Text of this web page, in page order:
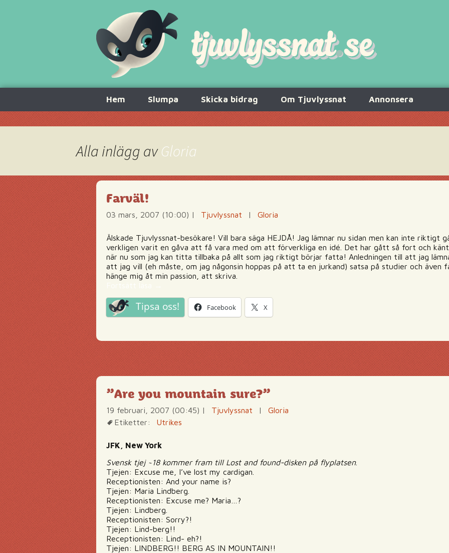
innehåll
Hem Slumpa Skicka bidrag Om Tjuvlyssnat Annonsera
Alla inlägg avGloria
Farväl!
03 mars, 2007 (10:00) | Tjuvlyssnat | Gloria
Älskade Tjuvlyssnat-besökare! Vill bara säga HEJDÅ! Jag lämnar nu sidan men kan inte riktigt
verkligen varit en gåva att få vara med om att förverkliga en idé. Det har gått så fort och
när nu som jag kan titta tillbaka på allt som jag riktigt börjar fatta! Anledningen till att jag
att jag vill (eh måste, om jag någonsin hoppas på att ta en jurkand) satsa på studier och
hänge mig åt min passion, att skriva.
Tipsa oss! Facebook X
”Are you mountain sure?”
19 februari, 2007 (00:45) | Tjuvlyssnat |
Gloria
Etiketter:
Utrikes
JFK, New York
Svensk tjej ~18 kommer fram till Lost and found-disken på flyplatsen.
Tjejen: Excuse me, I’ve lost my cardigan.
Receptionisten: And your name is?
Tjejen: Maria Lindberg.
Receptionisten: Excuse me? Maria…?
Tjejen: Lindberg.
Receptionisten: Sorry?!
Tjejen: Lind-berg!!
Receptionisten: Lind- eh?!
Tjejen: LINDBERG!! BERG AS IN MOUNTAIN!!